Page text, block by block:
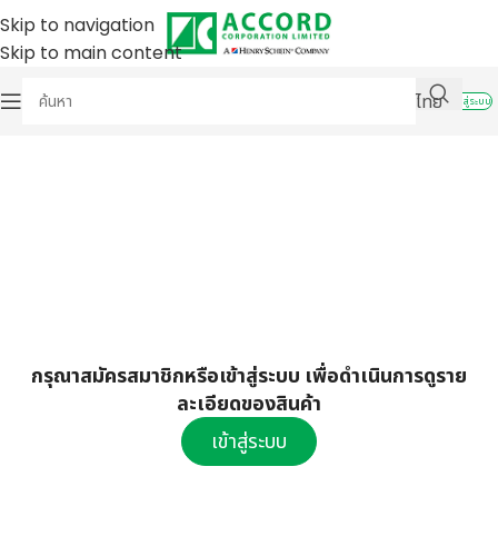
Skip to navigation
Skip to main content
ไทย
เข้าสู่ระบบ
กรุณาสมัครสมาชิกหรือเข้าสู่ระบบ เพื่อดำเนินการดูราย
ละเอียดของสินค้า
เข้าสู่ระบบ